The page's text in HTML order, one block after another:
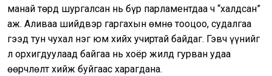
манай төрд шургалсан нь бүр парламентдаа ч “халдсан”
аж. Аливаа шийдвэр гаргахын өмнө тооцоо, судалгаа
гээд тун чухал нэг юм хийх учиртай байдаг. Гэвч үүнийг
л орхигдуулаад байгаа нь хоёр жилд гурван удаа
өөрчлөлт хийж буйгаас харагдана.